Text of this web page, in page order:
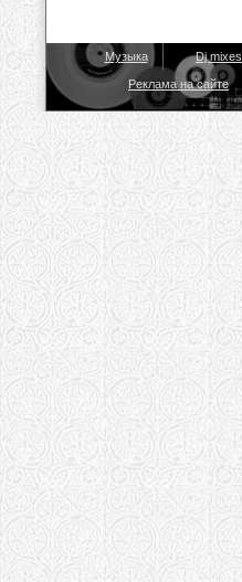
Музыка Dj mixes
Реклама на сайте